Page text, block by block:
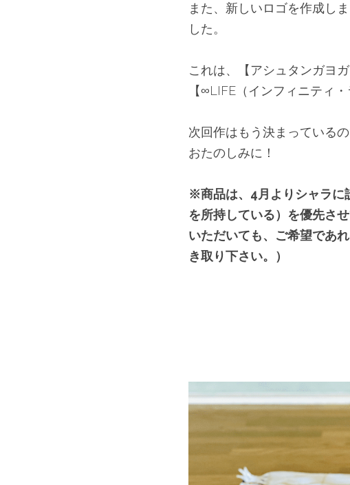
また、新しいロゴを作成し
した。
これは、【アシュタンガヨ
【∞LIFE（インフィニティ
次回作はもう決まっている
おたのしみに！
※商品は、4月よりシャラに
を所持している）を優先さ
いただいても、ご希望であ
き取り下さい。）